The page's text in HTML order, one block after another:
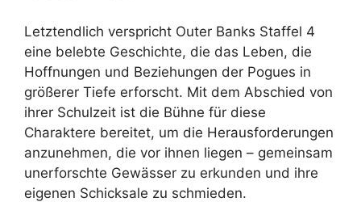
Letztendlich verspricht Outer Banks Staffel 4
eine belebte Geschichte, die das Leben, die
Hoffnungen und Beziehungen der Pogues in
größerer Tiefe erforscht. Mit dem Abschied von
ihrer Schulzeit ist die Bühne für diese
Charaktere bereitet, um die Herausforderungen
anzunehmen, die vor ihnen liegen – gemeinsam
unerforschte Gewässer zu erkunden und ihre
eigenen Schicksale zu schmieden.